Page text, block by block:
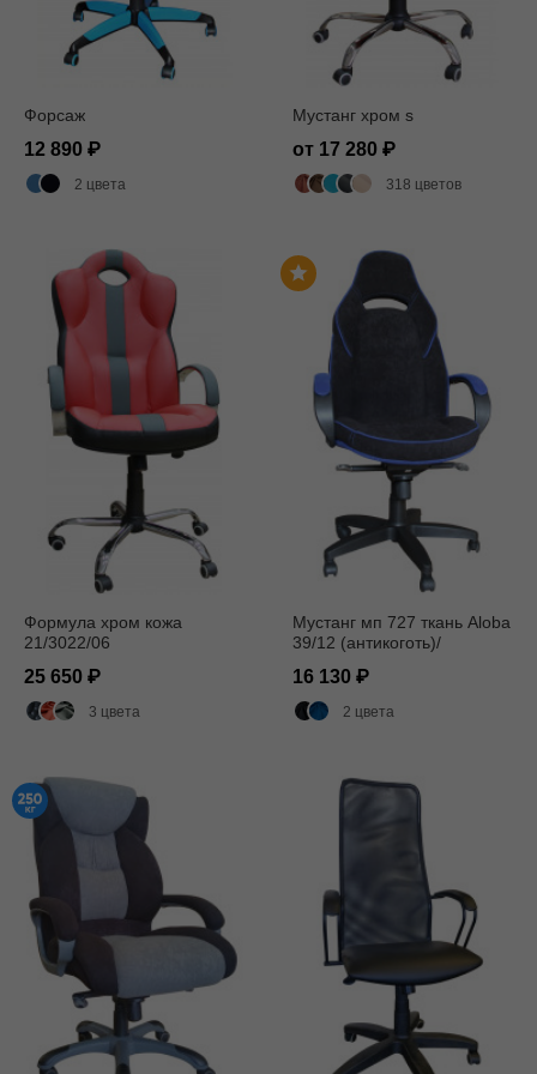
Форсаж
12 890
2 цвета
Мустанг хром s
от 17 280
318 цветов
Формула хром кожа
21/3022/06
25 650
3 цвета
Мустанг мп 727 ткань Aloba
39/12 (антикоготь)/
16 130
2 цвета